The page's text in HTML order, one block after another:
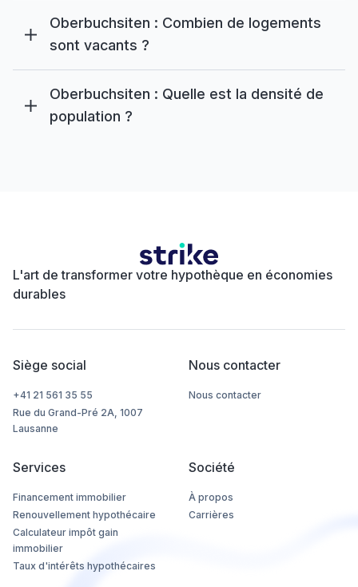
Oberbuchsiten : Combien de logements
sont vacants ?
Oberbuchsiten : Quelle est la densité de
population ?
L'art de transformer votre hypothèque en économies
durables
Siège social
+41 21 561 35 55
Rue du Grand-Pré 2A, 1007
Lausanne
Nous contacter
Nous contacter
Services
Financement immobilier
Renouvellement hypothécaire
Calculateur impôt gain
immobilier
Taux d'intérêts hypothécaires
Société
À propos
Carrières